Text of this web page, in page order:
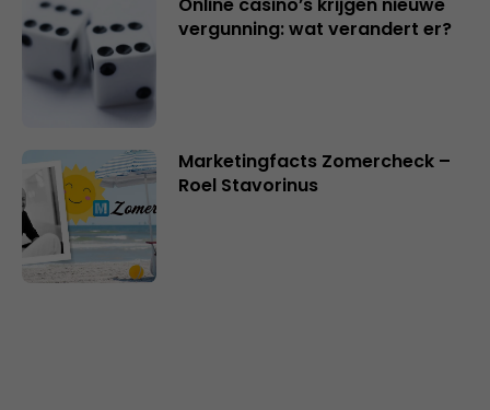
Online casino’s krijgen nieuwe
vergunning: wat verandert er?
Marketingfacts Zomercheck –
Roel Stavorinus